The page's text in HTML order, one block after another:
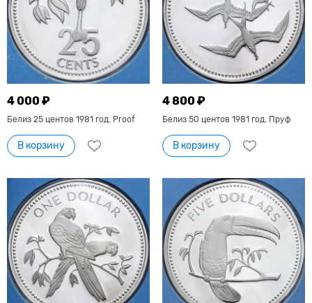
4 000 ₽
Белиз 25 центов 1981 год. Proof
В корзину
4 800 ₽
Белиз 50 центов 1981 год. Пруф
В корзину